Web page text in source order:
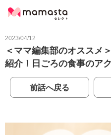
2023/04/12
＜ママ編集部のオススメ
紹介！日ごろの食事のア
前話へ戻る